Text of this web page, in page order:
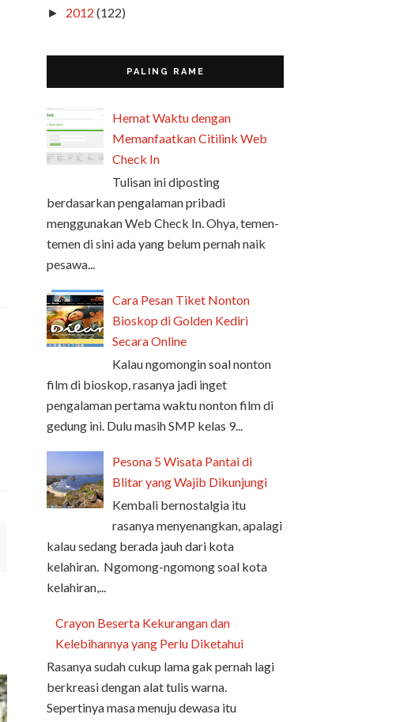
► 2012 (122)
PALING RAME
Hemat Waktu dengan
Memanfaatkan Citilink Web
Check In
Tulisan ini diposting
berdasarkan pengalaman pribadi
menggunakan Web Check In. Ohya, temen-
temen di sini ada yang belum pernah naik
pesawa...
Cara Pesan Tiket Nonton
Bioskop di Golden Kediri
Secara Online
Kalau ngomongin soal nonton
film di bioskop, rasanya jadi inget
pengalaman pertama waktu nonton film di
gedung ini. Dulu masih SMP kelas 9...
Pesona 5 Wisata Pantai di
Blitar yang Wajib Dikunjungi
Kembali bernostalgia itu
rasanya menyenangkan, apalagi
kalau sedang berada jauh dari kota
kelahiran. Ngomong-ngomong soal kota
kelahiran,...
Crayon Beserta Kekurangan dan
Kelebihannya yang Perlu Diketahui
Rasanya sudah cukup lama gak pernah lagi
berkreasi dengan alat tulis warna.
Sepertinya masa menuju dewasa itu